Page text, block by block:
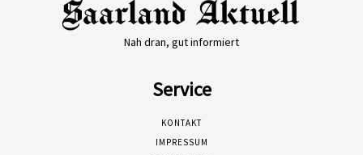
Nah dran, gut informiert
Service
KONTAKT
IMPRESSUM